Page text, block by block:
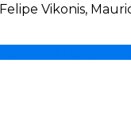
Vikonis,